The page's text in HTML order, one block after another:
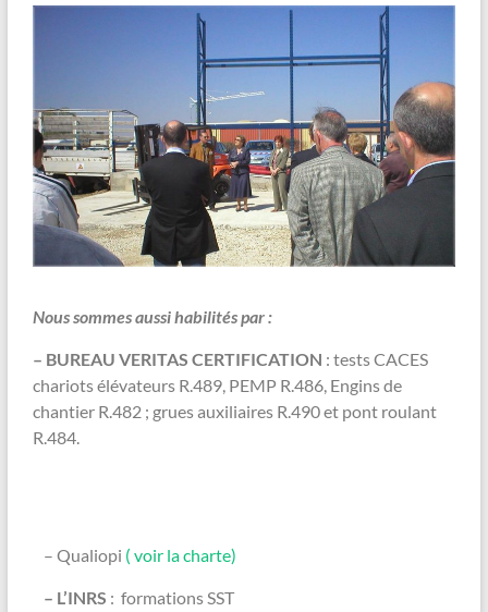
Nous sommes aussi habilités par :
– BUREAU VERITAS CERTIFICATION : tests CACES
chariots élévateurs R.489, PEMP R.486, Engins de
chantier R.482 ; grues auxiliaires R.490 et pont roulant
R.484.
– Qualiopi ( voir la charte)
– L’INRS : formations SST